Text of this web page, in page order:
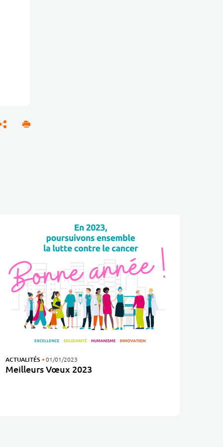
Meilleurs Vœux 2023
ACTUALITÉS 01/01/2023